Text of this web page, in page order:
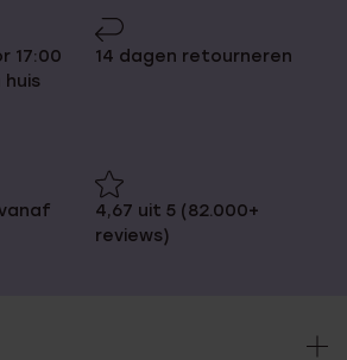
17:00
huis
14 dagen retourneren
4,67 uit 5 (82.000+
reviews)